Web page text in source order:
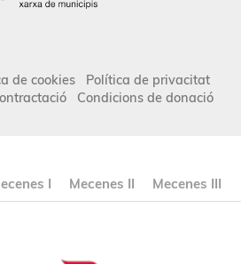
de cookies
Política de privacitat
Condicions de donació
I Mecenes II Mecenes III